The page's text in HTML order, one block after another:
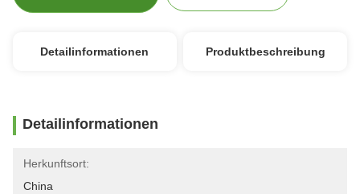
Detailinformationen Produktbeschreibung
Detailinformationen
Herkunftsort:
China